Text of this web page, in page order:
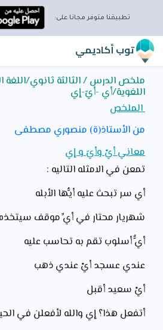
تطبيقنا متوفر مجانا على:
توب أكاديمي
ملخص الدرس / الثالثة ثانوي/اللغة
اللغوية/أي -أيّ-إي
الملخص
من الأستاذ(ة) منصوري مصطفى
معاني أيْ وأيّ و إي
تمعن في الامثله التاليه :
أي سر تبحث عليه أيُّها الأبله
شهريار محتار في أيِّ موقف سيتخذه
أيٌّ أسلوب تقم به تحاسب عليه
عندي عسجد أيْ عندي ذهب
أيْ سعيد أقبل
أتفعل هذا؟ إي والله لأفعلن في